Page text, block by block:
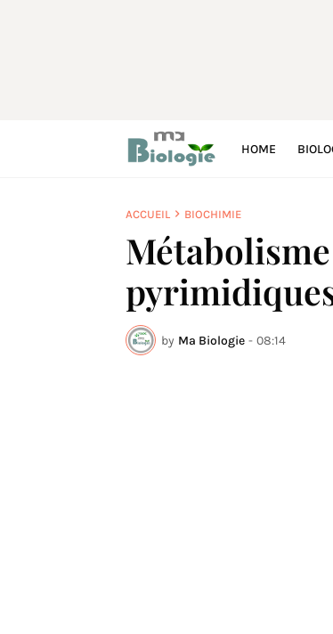
HOME
ACCUEIL BIOCHIMIE
by Ma Biologie - 08:14